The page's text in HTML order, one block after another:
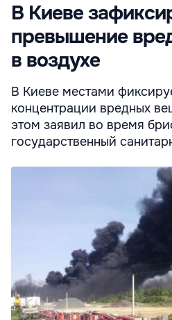
В Киеве
превышение
в воздухе
В Киеве местами
концентрации вредных
этом заявил во время
государственный